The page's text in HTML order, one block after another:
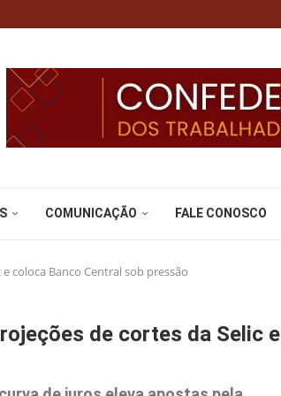
COMUNICAÇÃO FALE CONOSCO
coloca Banco Central sob pressão
de cortes da Selic e